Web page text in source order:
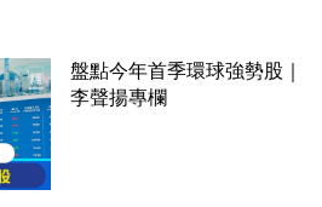
盤點今年首季環球強勢股｜
李聲揚專欄